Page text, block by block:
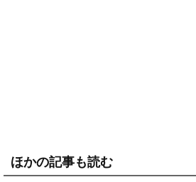
ほかの記事も読む